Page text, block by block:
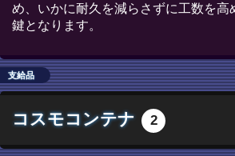
め、いかに耐久を減らさずに工数を高
鍵となります。
支給品
コスモコンテナ 2